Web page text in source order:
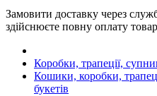
Замовити доставку через
здійснюєте повну оплату
Коробки, трапеції,
Кошики, коробки,
букетів